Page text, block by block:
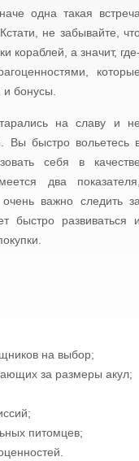
одна такая
не забывайте,
кораблей, а значит,
бонусы.
на славу и
Вы быстро вольетесь
себя в
два
важно следить
быстро развиваться
на выбор;
за размеры акул;
питомцев;